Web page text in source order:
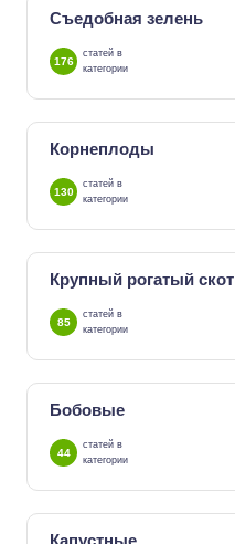
Съедобная зелень
176
статей в
категории
Корнеплоды
130
статей в
категории
Крупный рогатый скот
85
статей в
категории
Бобовые
44
статей в
категории
Капустные